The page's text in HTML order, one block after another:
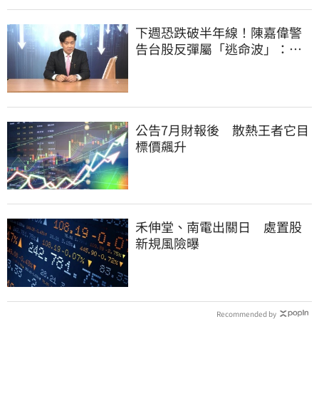
下週恐跌破半年線！陳嘉偉警
告台股反彈屬「逃命波」：空
公告7月財報後 散熱王者它目
標價飆升
禾伸堂、南電出關日 處置股
新規風險曝
Recommended by